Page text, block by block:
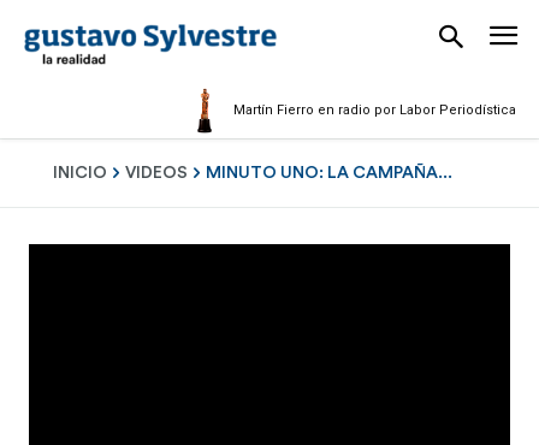
Martín Fierro en radio por Labor Periodística
INICIO VIDEOS MINUTO UNO: LA CAMPAÑA...